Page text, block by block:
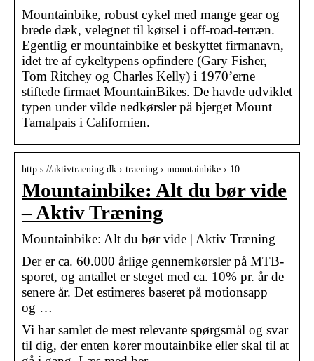
Mountainbike, robust cykel med mange gear og
brede dæk, velegnet til kørsel i off-road-terræn.
Egentlig er mountainbike et beskyttet firmanavn,
idet tre af cykeltypens opfindere (Gary Fisher,
Tom Ritchey og Charles Kelly) i 1970’erne
stiftede firmaet MountainBikes. De havde udviklet
typen under vilde nedkørsler på bjerget Mount
Tamalpais i Californien.
http s://aktivtraening.dk › traening › mountainbike › 10…
Mountainbike: Alt du bør vide
– Aktiv Træning
Mountainbike: Alt du bør vide | Aktiv Træning
Der er ca. 60.000 årlige gennemkørsler på MTB-
sporet, og antallet er steget med ca. 10% pr. år de
senere år. Det estimeres baseret på motionsapp
og …
Vi har samlet de mest relevante spørgsmål og svar
til dig, der enten kører moutainbike eller skal til at